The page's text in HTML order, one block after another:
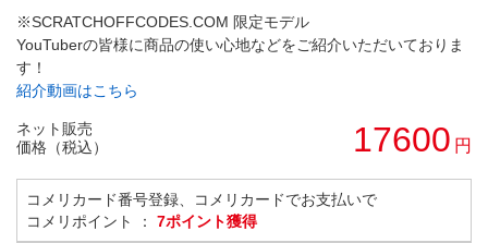
※SCRATCHOFFCODES.COM 限定モデル
YouTuberの皆様に商品の使い心地などをご紹介いただいておりま
す！
紹介動画はこちら
ネット販売
価格（税込）
17600 円
コメリカード番号登録、コメリカードでお支払いで
コメリポイント ： 7ポイント獲得